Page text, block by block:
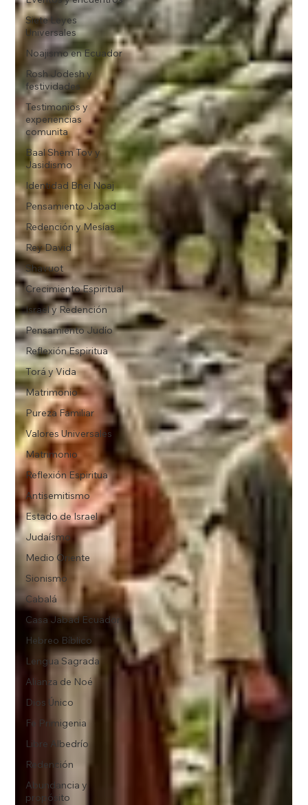
Siete Leyes
Universales
Noajismo en Ecuador
Rosh Jodesh y
festividades
Testimonios y
experiencias
comunita
Baal Shem Tov y
Jasidismo
Identidad Bnei Noaj
Pensamiento Jabad
Redención y Mesías
Rey David
Shavuot
Crecimiento Espiritual
Israel y Redención
Pensamiento Judío
Reflexión Espiritua
Torá y Vida
Matrimonio
Pureza Familiar
Valores Universales
Matrimonio
Reflexión Espiritua
Antisemitismo
Estado de Israel
Judaísmo
Medio Oriente
Sionismo
Cabalá
Casa Jabad Ecuador
Hebreo Bíblico
Lengua Sagrada
Alianza de Noé
Dios Único
Fe Primigenia
Libre Albedrío
Redención
Abundancia y
propósito